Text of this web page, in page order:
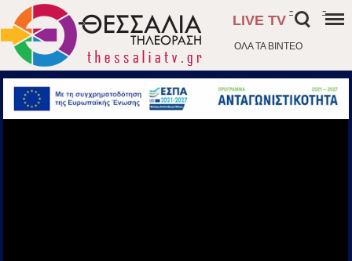
ΟΛΑ ΤΑ ΒΙΝΤΕΟ
LIVE TV
- -